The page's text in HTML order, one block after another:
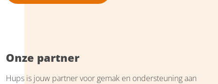
Onze partner
Hups is jouw partner voor gemak en ondersteuning aan